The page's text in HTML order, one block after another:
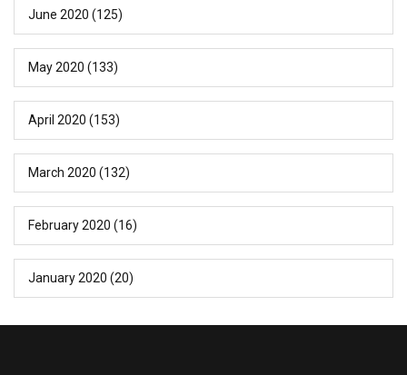
June 2020 (125)
May 2020 (133)
April 2020 (153)
March 2020 (132)
February 2020 (16)
January 2020 (20)